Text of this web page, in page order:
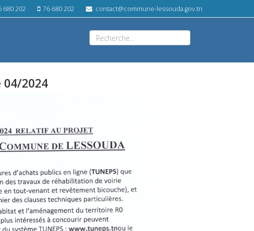
680 202 76 680 202 contact@commune-lessouda.gov.tn
2024